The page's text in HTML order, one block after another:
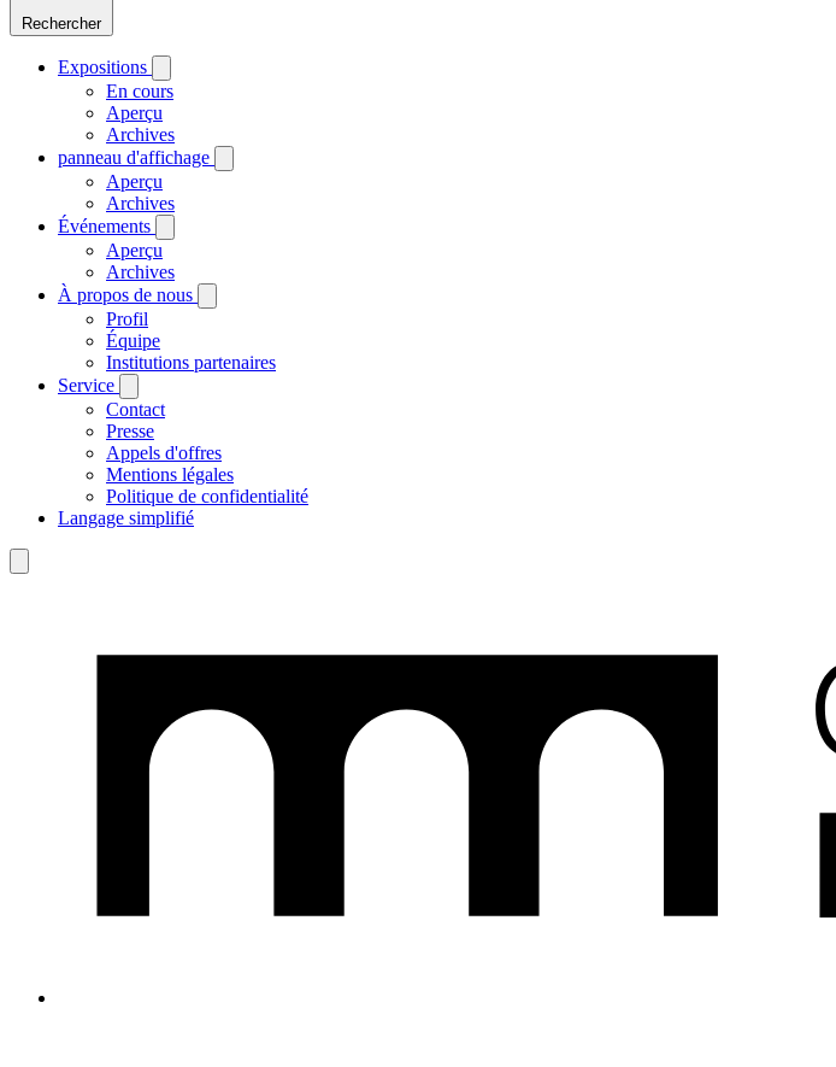
Rechercher
Expositions
En cours
Aperçu
Archives
panneau d'affichage
Aperçu
Archives
Événements
Aperçu
Archives
À propos de nous
Profil
Équipe
Institutions partenaires
Service
Contact
Presse
Appels d'offres
Mentions légales
Politique de confidentialité
Langage simplifié